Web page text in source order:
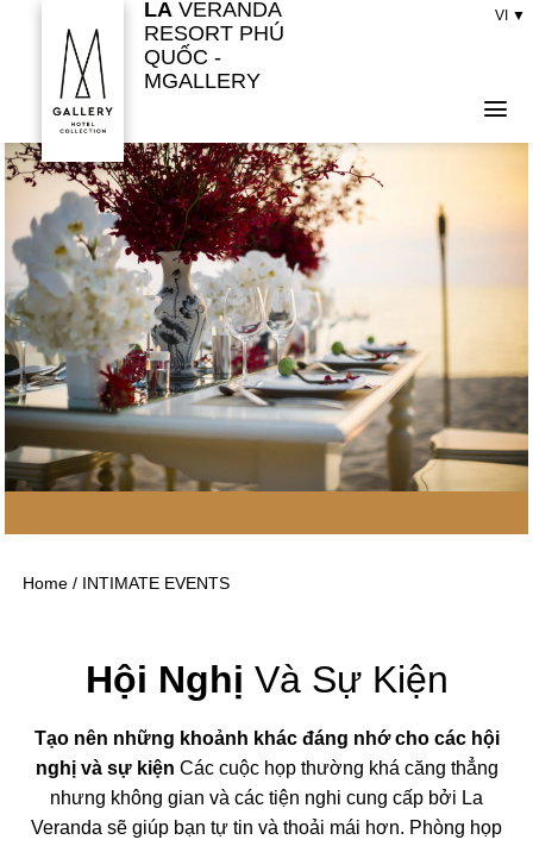
LA VERANDA
RESORT PHÚ
QUỐC -
MGALLERY
VI ▼
Home / INTIMATE EVENTS
Hội Nghị Và Sự Kiện
Tạo nên những khoảnh khác đáng nhớ cho các hội
nghị và sự kiện Các cuộc họp thường khá căng thẳng
nhưng không gian và các tiện nghi cung cấp bởi La
Veranda sẽ giúp bạn tự tin và thoải mái hơn. Phòng họp